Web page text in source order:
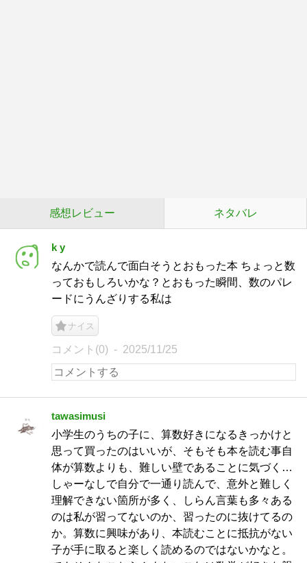
感想レビュー ネタバレ
k y
なんかで読んで面白そうとおもった本 ちょっと数
っておもしろいかな？とおもった瞬間、数のパレ
ードにうんざりする私は
ナイス
コメント(0) 2025/11/25
tawasimusi
小学生のうちの子に、算数好きになるきっかけと
思って買ったのはいいが、そもそも本を読む事自
体が算数よりも、難しい壁であることに気づく…
しゃーなしで自分で一通り読んで、意外と難しく
理解できない箇所が多く、しらん言葉も多々ある
のは私が習ってないのか、習ったのに抜けてるの
か。算数に興味があり、本読むことに抵抗がない
子が手に取ると楽しく読めるのではないかなと。